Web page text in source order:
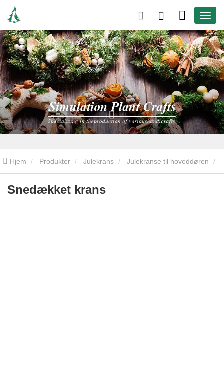
Hjem Produkter Julekrans Julekranse til hoveddøren
Snedækket krans
Snedækket krans